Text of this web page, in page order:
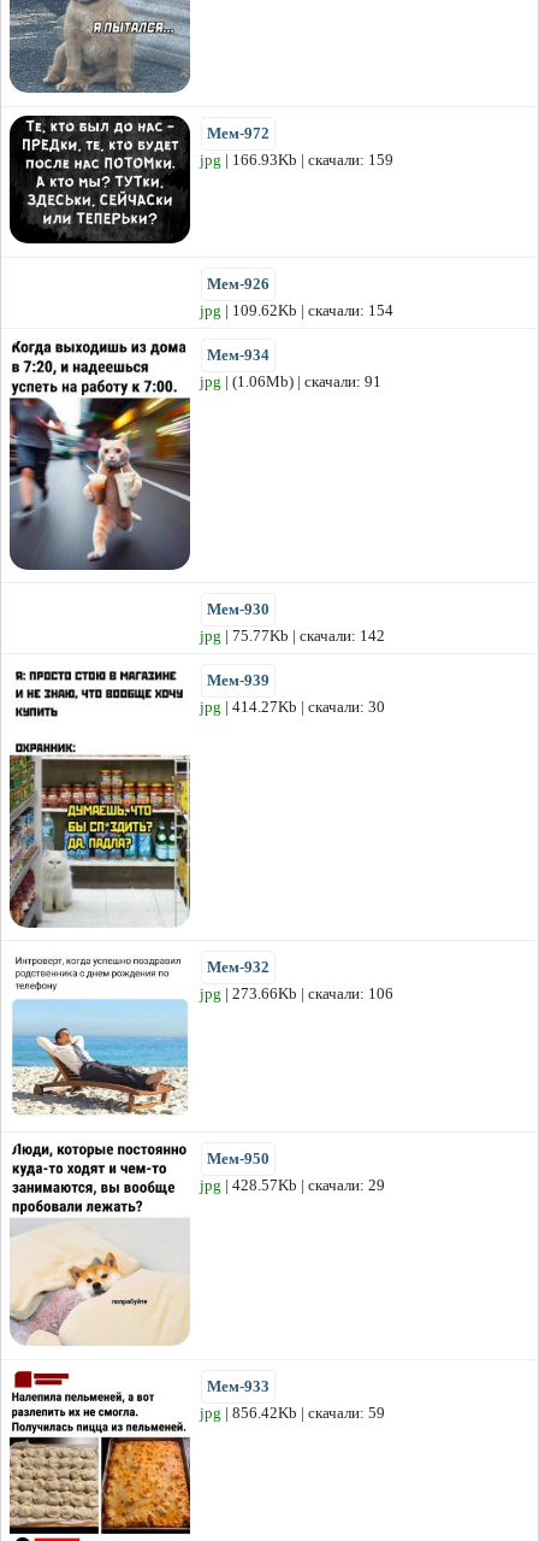
Мем-972
jpg | 166.93Kb | скачали: 159
Мем-926
jpg | 109.62Kb | скачали: 154
Мем-934
jpg | (1.06Mb) | скачали: 91
Мем-930
jpg | 75.77Kb | скачали: 142
Мем-939
jpg | 414.27Kb | скачали: 30
Мем-932
jpg | 273.66Kb | скачали: 106
Мем-950
jpg | 428.57Kb | скачали: 29
Мем-933
jpg | 856.42Kb | скачали: 59